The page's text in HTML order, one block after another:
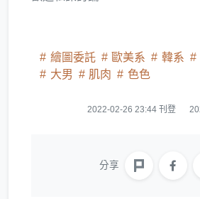
繪圖委託 歐美系 韓系
大男
肌肉 色色
2022-02-26 23:44 刊登
分享